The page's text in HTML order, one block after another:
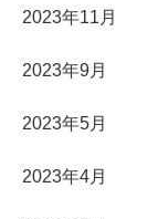
2023年11月
2023年9月
2023年5月
2023年4月